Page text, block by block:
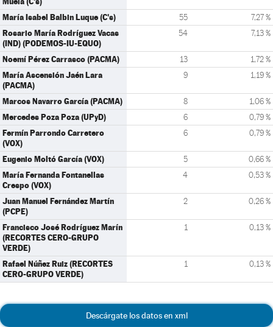
María Isabel Balbin Luque (C's) 55 7,27 %
Rosario María Rodríguez Vacas
(IND) (PODEMOS-IU-EQUO)
54 7,13 %
Noemí Pérez Carrasco (PACMA) 13 1,72 %
María Ascensión Jaén Lara
(PACMA)
9 1,19 %
Marcos Navarro García (PACMA) 8 1,06 %
Mercedes Poza Poza (UPyD) 6 0,79 %
Fermín Parrondo Carretero
(VOX)
6 0,79 %
Eugenio Moltó García (VOX) 5 0,66 %
María Fernanda Fontanellas
Crespo (VOX)
4 0,53 %
Juan Manuel Fernández Martín
(PCPE)
2 0,26 %
Francisco José Rodríguez Marín
(RECORTES CERO-GRUPO
VERDE)
1 0,13 %
Rafael Núñez Ruiz (RECORTES
CERO-GRUPO VERDE)
1 0,13 %
Descárgate los datos en xml